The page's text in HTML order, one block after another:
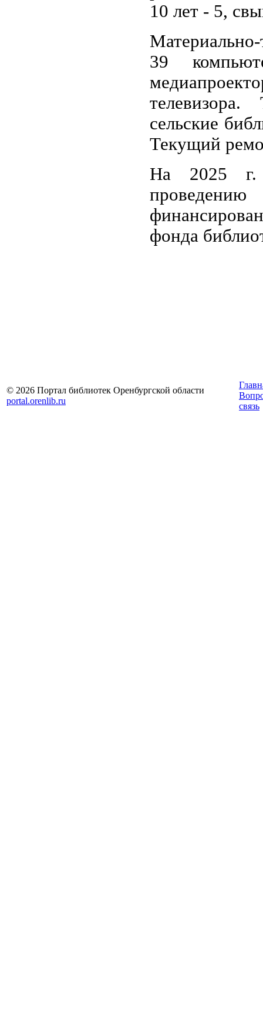
10 лет - 5,
39
сельские
Текущий
На 2025 г.
фонда
© 2026 Портал библиотек Оренбургской области
portal.orenlib.ru
связь